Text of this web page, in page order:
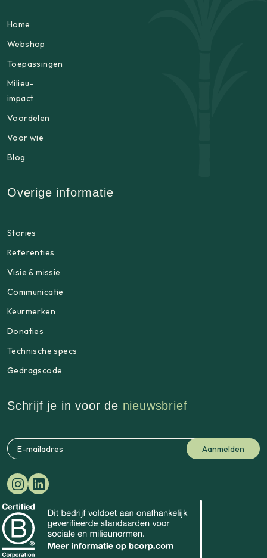
Home
Webshop
Toepassingen
Milieu-
impact
Voordelen
Voor wie
Blog
Overige informatie
Stories
Referenties
Visie & missie
Communicatie
Keurmerken
Donaties
Technische specs
Gedragscode
Schrijf je in voor de nieuwsbrief